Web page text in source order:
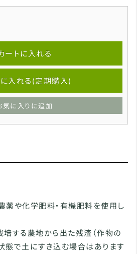
ートに入れる
入れる(定期購入)
気に入りに追加
薬や化学肥料・有機肥料を使用し
培する農地から出た残渣（作物の
態で土にすき込む場合はあります